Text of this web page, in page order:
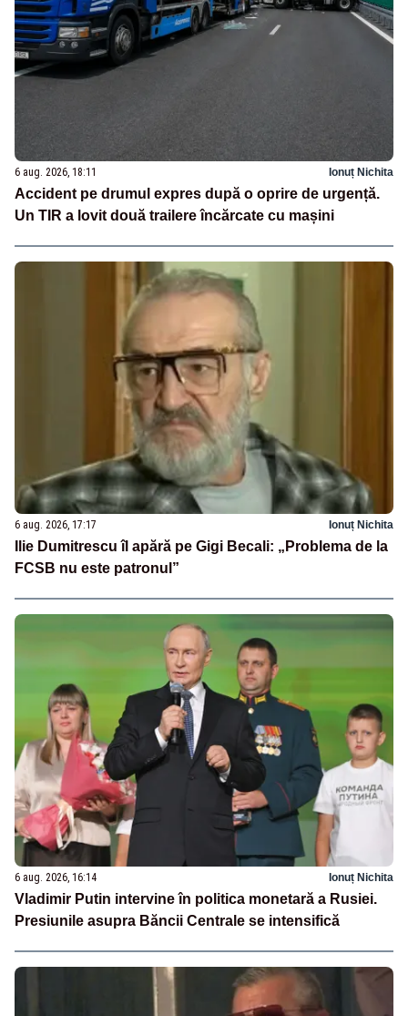
6 aug. 2026, 18:11 Ionuț Nichita
Accident pe drumul expres după o oprire de urgență.
Un TIR a lovit două trailere încărcate cu mașini
6 aug. 2026, 17:17 Ionuț Nichita
Ilie Dumitrescu îl apără pe Gigi Becali: „Problema de la
FCSB nu este patronul”
6 aug. 2026, 16:14 Ionuț Nichita
Vladimir Putin intervine în politica monetară a Rusiei.
Presiunile asupra Băncii Centrale se intensifică